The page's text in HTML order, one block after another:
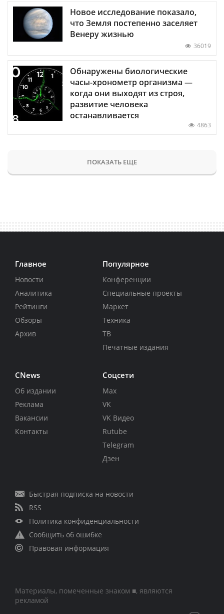
Новое исследование показало,
что Земля постепенно заселяет
Венеру жизнью
36019
Обнаружены биологические
часы-хронометр организма —
когда они выходят из строя,
развитие человека
останавливается
4863
ПОКАЗАТЬ ЕЩЕ
Главное
Новости
Аналитика
Рейтинги
Обзоры
Архив
Популярное
Конференции
Специальные проекты
Маркет
Техника
ТВ
Печатные издания
CNews
Об издании
Реклама
Вакансии
Контакты
Соцсети
Max
VK
VK Видео
Rutube
Telegram
Дзен
Быстрая подписка на новости
RSS
Политика конфиденциальности
Сообщить об ошибке
Правовая информация
Материалы, помеченные знаком ■, являются
рекламой